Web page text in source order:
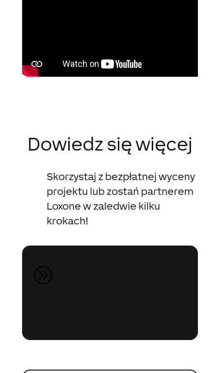
Dowiedz się więcej
Skorzystaj z bezpłatnej wyceny
projektu lub zostań partnerem
Loxone w zaledwie kilku
krokach!